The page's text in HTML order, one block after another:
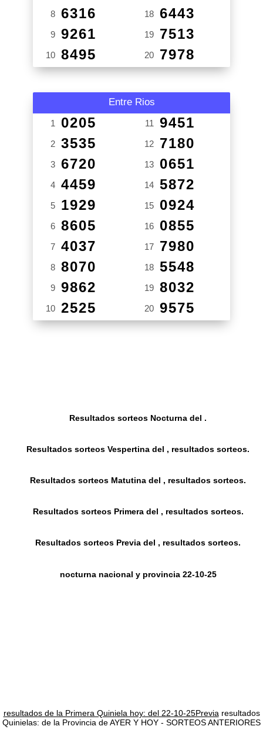
8 6316
9 9261
10 8495
18 6443
19 7513
20 7978
Entre Rios
1 0205
2 3535
3 6720
4 4459
5 1929
6 8605
7 4037
8 8070
9 9862
10 2525
11 9451
12 7180
13 0651
14 5872
15 0924
16 0855
17 7980
18 5548
19 8032
20 9575
Resultados sorteos Nocturna del .
Resultados sorteos Vespertina del , resultados sorteos.
Resultados sorteos Matutina del , resultados sorteos.
Resultados sorteos Primera del , resultados sorteos.
Resultados sorteos Previa del , resultados sorteos.
nocturna nacional y provincia 22-10-25
resultados de la Primera Quiniela hoy: del 22-10-25Previa resultados
Quinielas: de la Provincia de AYER Y HOY - SORTEOS ANTERIORES